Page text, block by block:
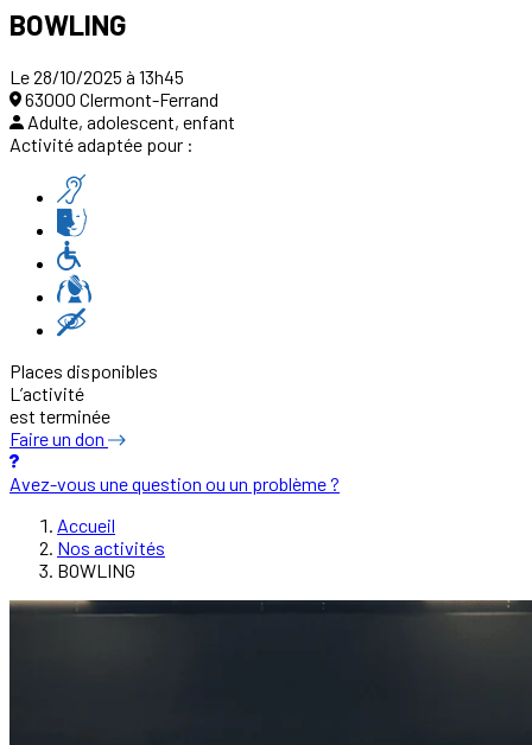
BOWLING
Le 28/10/2025 à 13h45
63000 Clermont-Ferrand
Adulte, adolescent, enfant
Activité adaptée pour :
Places disponibles
L’activité
est terminée
Faire un don
Avez-vous une question ou un problème ?
Accueil
Nos activités
BOWLING